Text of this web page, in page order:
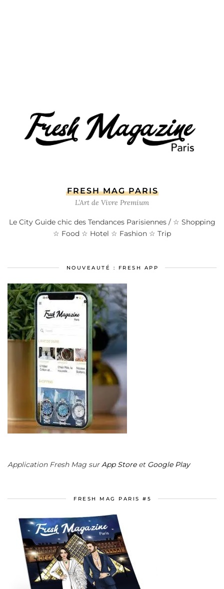
FRESH MAG PARIS
L’Art de Vivre Premium
Le City Guide chic des Tendances Parisiennes / ☆ Shopping
☆ Food ☆ Hotel ☆ Fashion ☆ Trip
NOUVEAUTÉ : FRESH APP
Application Fresh Mag surApp Storeet Google Play
FRESH MAG PARIS #5